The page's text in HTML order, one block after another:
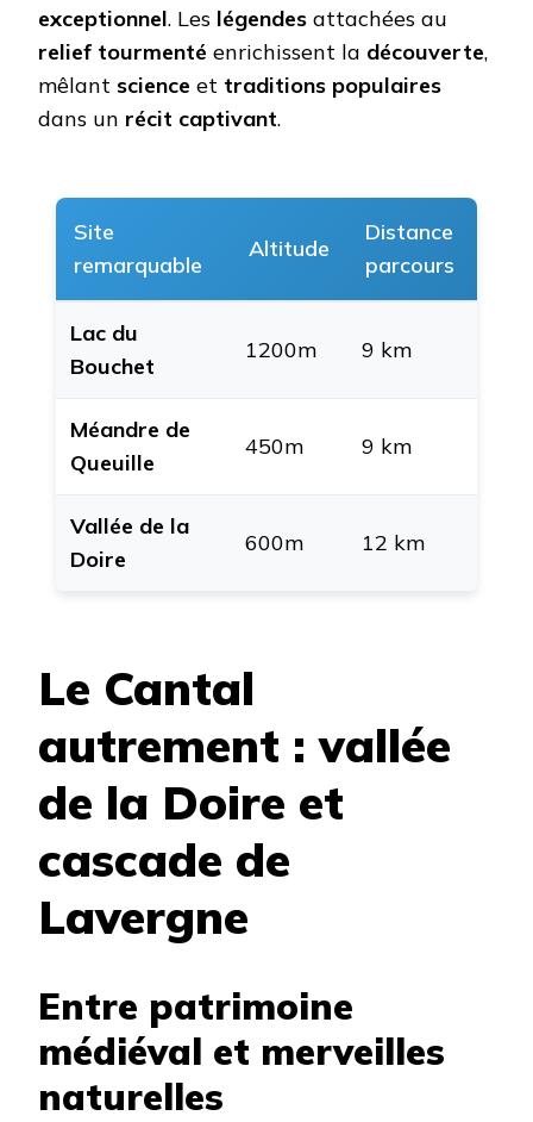
exceptionnel. Les légendes attachées au
relief tourmenté enrichissent la découverte,
mêlant science et traditions populaires
dans un récit captivant.
Site
remarquable
Altitude
Distance
parcours
Lac du
Bouchet
1200m 9 km
Méandre de
Queuille
450m 9 km
Vallée de la
Doire
600m 12 km
Le Cantal
autrement : vallée
de la Doire et
cascade de
Lavergne
Entre patrimoine
médiéval et merveilles
naturelles